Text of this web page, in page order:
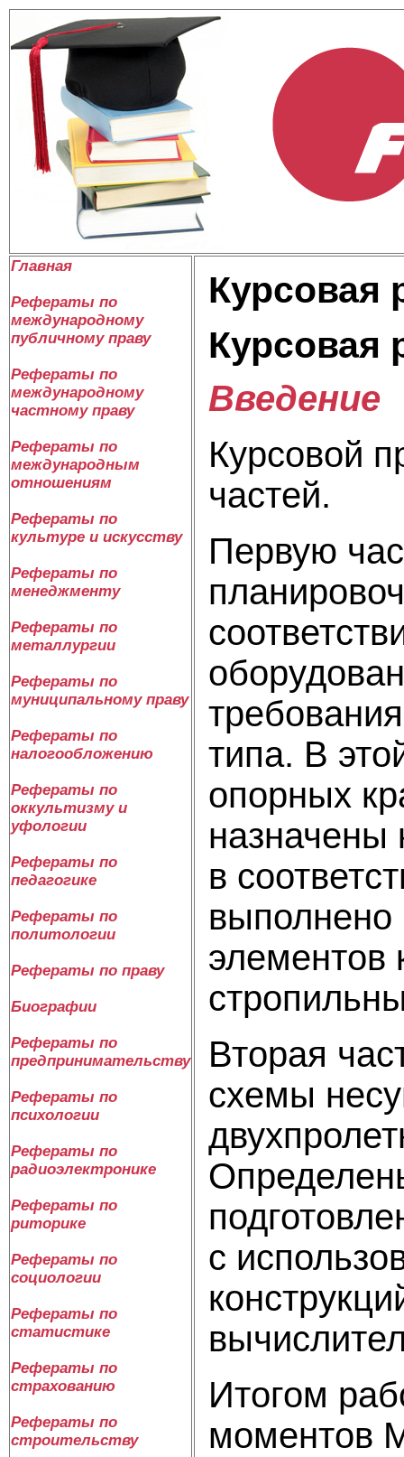
Главная
Рефераты по
международному
публичному праву
Рефераты по
международному
частному праву
Рефераты по
международным
отношениям
Рефераты по
культуре и искусству
Рефераты по
менеджменту
Рефераты по
металлургии
Рефераты по
муниципальному праву
Рефераты по
налогообложению
Рефераты по
оккультизму и
уфологии
Рефераты по
педагогике
Рефераты по
политологии
Рефераты по праву
Биографии
Рефераты по
предпринимательству
Рефераты по
психологии
Рефераты по
радиоэлектронике
Рефераты по
риторике
Рефераты по
социологии
Рефераты по
статистике
Рефераты по
страхованию
Рефераты по
строительству
Курсовая
Курсовая
Введение
Курсовой
частей.
Первую
типа. В
опорных
назначены
в
выполнено
элементов
Вторая
схемы
с
Итогом
моментов